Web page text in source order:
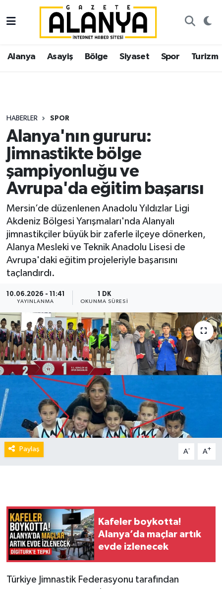
Alanya Asayiş Bölge Siyaset Spor Turizm
HABERLER SPOR
Alanya'nın gururu:
Jimnastikte bölge
şampiyonluğu ve
Avrupa'da eğitim başarısı
Mersin’de düzenlenen Anadolu Yıldızlar Ligi
Akdeniz Bölgesi Yarışmaları'nda Alanyalı
jimnastikçiler büyük bir zaferle ilçeye dönerken,
Alanya Mesleki ve Teknik Anadolu Lisesi de
Avrupa'daki eğitim projeleriyle başarısını
taçlandırdı.
10.06.2026 - 11:41
YAYINLANMA
1 DK
OKUNMA SÜRESI
Paylaş A- A+
Kafeler boykotta!
Alanya’da maçlar artık
evde izlenecek
Türkiye Jimnastik Federasyonu tarafından
Alanya
Asayiş
Siyaset
Spor
Turizm
Ekonomi
İstanbul Nöbetçi Eczaneler
İstanbul Hava Durumu
Süper Lig Puan Durumu ve Fikstür
Tüm Manşetler
Son Dakika Haberleri
Haber Arşivi